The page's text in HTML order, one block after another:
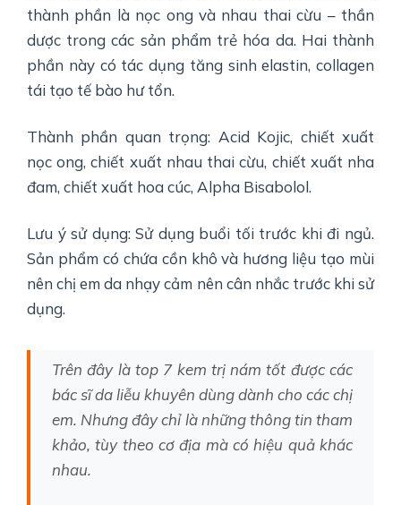
thành phần là nọc ong và nhau thai cừu – thần
dược trong các sản phẩm trẻ hóa da. Hai thành
phần này có tác dụng tăng sinh elastin, collagen
tái tạo tế bào hư tổn.
Thành phần quan trọng: Acid Kojic, chiết xuất
nọc ong, chiết xuất nhau thai cừu, chiết xuất nha
đam, chiết xuất hoa cúc, Alpha Bisabolol.
Lưu ý sử dụng: Sử dụng buổi tối trước khi đi ngủ.
Sản phẩm có chứa cồn khô và hương liệu tạo mùi
nên chị em da nhạy cảm nên cân nhắc trước khi sử
dụng.
Trên đây là top 7 kem trị nám tốt được các
bác sĩ da liễu khuyên dùng dành cho các chị
em. Nhưng đây chỉ là những thông tin tham
khảo, tùy theo cơ địa mà có hiệu quả khác
nhau.